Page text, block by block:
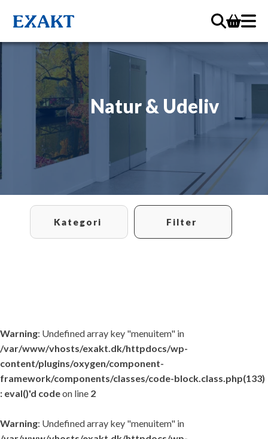
Natur & Udeliv
Kategori Filter
Warning: Undefined array key "menuitem" in
/var/www/vhosts/exakt.dk/httpdocs/wp-
content/plugins/oxygen/component-
framework/components/classes/code-block.class.php(133)
: eval()'d codeon line 2
Warning: Undefined array key "menuitem" in